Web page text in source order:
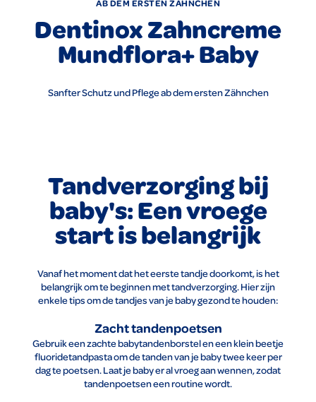
AB DEM ERSTEN ZÄHNCHEN
Dentinox Zahncreme
Mundflora+ Baby
Sanfter Schutz und Pflege ab dem ersten Zähnchen
Tandverzorging bij
baby's: Een vroege
start is belangrijk
Vanaf het moment dat het eerste tandje doorkomt, is het
belangrijk om te beginnen met tandverzorging. Hier zijn
enkele tips om de tandjes van je baby gezond te houden:
Zacht tandenpoetsen
Gebruik een zachte babytandenborstel en een klein beetje
fluoridetandpasta om de tanden van je baby twee keer per
dag te poetsen. Laat je baby er al vroeg aan wennen, zodat
tandenpoetsen een routine wordt.